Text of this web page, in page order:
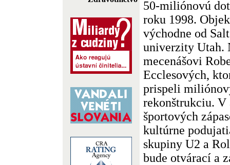
50-miliónovú
roku 1998.
východne od
univerzity Utah.
mecenášovi
Ecclesových,
prispeli
rekonštrukciu. V
športových
kultúrne
skupiny U2 a
bude otvárací a